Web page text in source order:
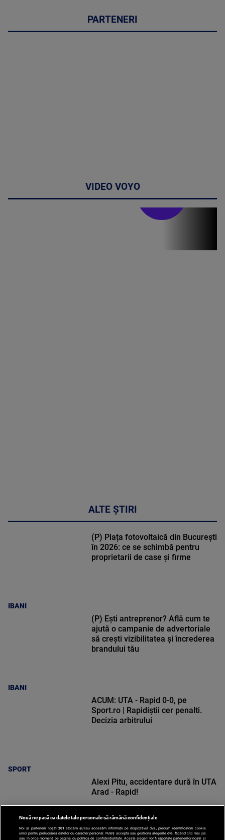
PARTENERI
VIDEO VOYO
ALTE ȘTIRI
IBANI
(P) Piața fotovoltaică din București
în 2026: ce se schimbă pentru
proprietarii de case și firme
IBANI
(P) Ești antreprenor? Află cum te
ajută o campanie de advertoriale
să crești vizibilitatea și încrederea
brandului tău
SPORT
ACUM: UTA - Rapid 0-0, pe
Sport.ro | Rapidiștii cer penalti.
Decizia arbitrului
Alexi Pitu, accidentare dură în UTA
Arad - Rapid!
Nouă ne pasă ca datele tale personale să rămână confidențiale
Noi și partenerii noștri 201 stocăm și/sau accesăm informații pe dispozitivul dvs., precum identificatorii cookie
unici pentru prelucrarea datelor cu caracter personal. Puteți accepta sau gestiona alegerile dvs. făcând clic mai jos
sau în orice moment, pe pagina cu politica de confidențialitate. Aceste alegeri vor fi raportate partenerilor noștri și